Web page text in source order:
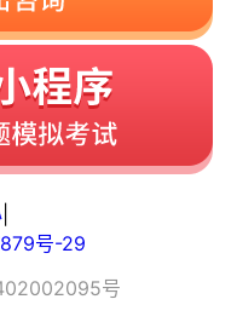
|
号-29
号